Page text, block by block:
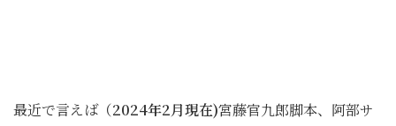
最近で言えば（2024年2月現在)宮藤官九郎脚本、阿部サ